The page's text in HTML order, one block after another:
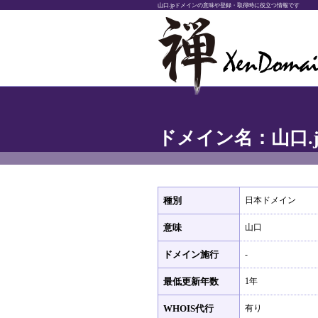
山口.jpドメインの意味や登録・取得時に役立つ情報です
ドメイン名：山口
種別 日本ドメイン
意味 山口
ドメイン施行 -
最低更新年数 1年
WHOIS代行 有り